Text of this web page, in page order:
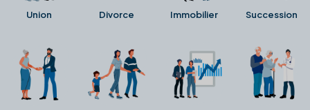
Union Divorce Immobilier Succession